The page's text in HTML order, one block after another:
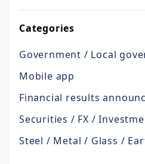
Categories
Government / Local
Mobile app
Financial results
Securities / FX /
Steel / Metal / Glass /